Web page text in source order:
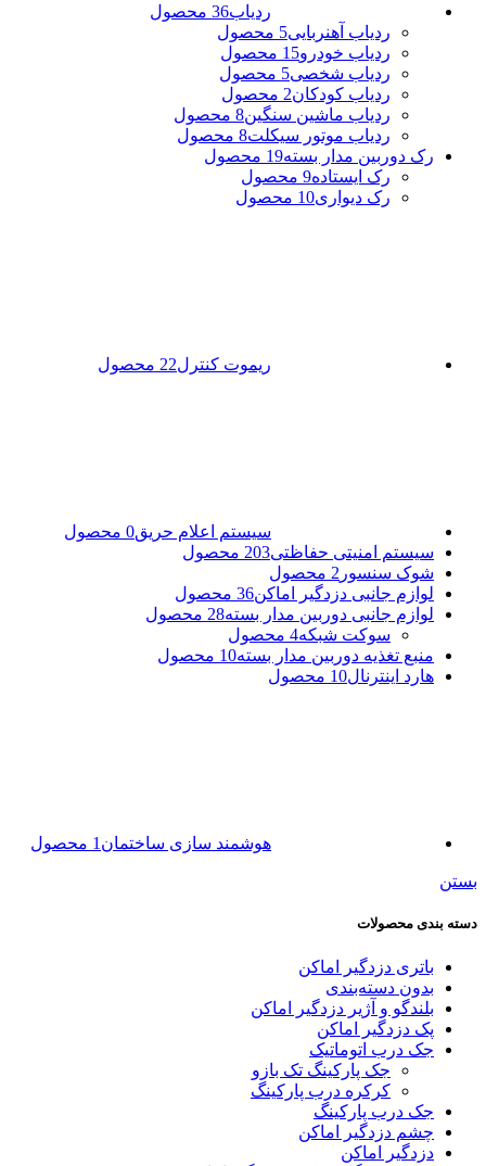
ردیاب36 محصول
ردیاب آهنربایی5 محصول
ردیاب خودرو15 محصول
ردیاب شخصی5 محصول
ردیاب کودکان2 محصول
ردیاب ماشین سنگین8 محصول
ردیاب موتور سیکلت8 محصول
رک دوربین مدار بسته19 محصول
رک ایستاده9 محصول
رک دیواری10 محصول
ریموت کنترل22 محصول
سیستم اعلام حریق0 محصول
سیستم امنیتی حفاظتی203 محصول
شوک سنسور 2 محصول
لوازم جانبی دزدگیر اماکن36 محصول
لوازم جانبی دوربین مدار بسته28 محصول
سوکت شبکه4 محصول
منبع تغذیه دوربین مدار بسته10 محصول
هارد اینترنال10 محصول
هوشمند سازی ساختمان 1 محصول
بستن
دسته بندی محصولات
باتری دزدگیر اماکن
بدون دسته‌بندی
بلندگو و آژیر دزدگیر اماکن
پک دزدگیر اماکن
جک درب اتوماتیک
جک پارکینگ تک بازو
کرکره درب پارکینگ
جک درب پارکینگ
چشم دزدگیر اماکن
دزدگیر اماکن